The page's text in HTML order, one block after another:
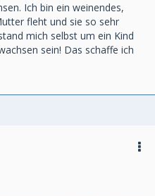
Ich bin ein weinendes,
fleht und sie so sehr
mich selbst um ein Kind
sein! Das schaffe ich